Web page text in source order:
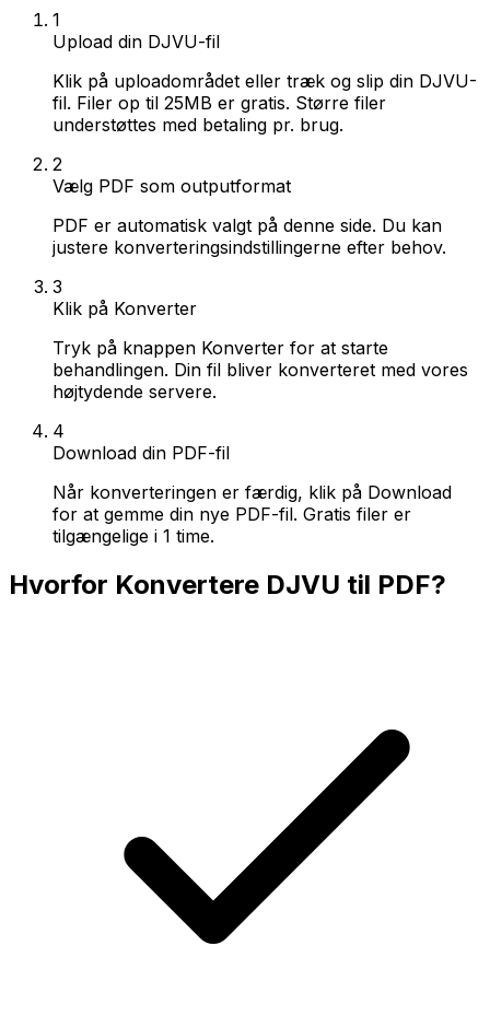
1
Upload din DJVU-fil
Klik på uploadområdet eller træk og slip din DJVU-
fil. Filer op til 25MB er gratis. Større filer
understøttes med betaling pr. brug.
2
Vælg PDF som outputformat
PDF er automatisk valgt på denne side. Du kan
justere konverteringsindstillingerne efter behov.
3
Klik på Konverter
Tryk på knappen Konverter for at starte
behandlingen. Din fil bliver konverteret med vores
højtydende servere.
4
Download din PDF-fil
Når konverteringen er færdig, klik på Download
for at gemme din nye PDF-fil. Gratis filer er
tilgængelige i 1 time.
Hvorfor Konvertere DJVU til PDF?